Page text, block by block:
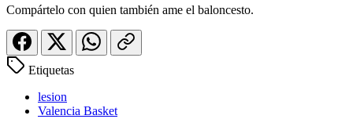
Compártelo con quien también ame el baloncesto.
Etiquetas
lesion
Valencia Basket